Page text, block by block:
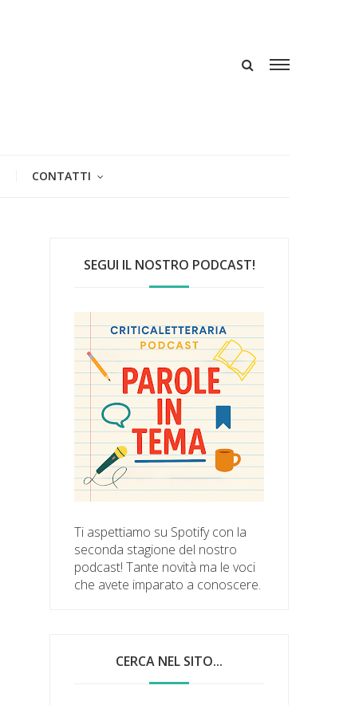
CONTATTI
SEGUI IL NOSTRO PODCAST!
Ti aspettiamo su Spotify con la
seconda stagione del nostro
podcast! Tante novità ma le voci
che avete imparato a conoscere.
CERCA NEL SITO...